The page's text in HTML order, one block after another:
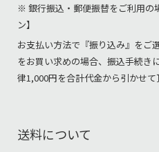
※ 銀行振込・郵便振替をご利用の
ン】
お支払い方法で『振り込み』をご
をお買い求めの場合、振込手続き
律1,000円を合計代金から引かせて
送料について